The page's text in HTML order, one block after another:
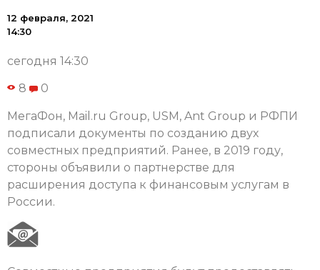
12 февраля, 2021
14:30
сегодня 14:30
8 0
МегаФон, Mail.ru Group, USM, Ant Group и РФПИ
подписали документы по созданию двух
совместных предприятий. Ранее, в 2019 году,
стороны объявили о партнерстве для
расширения доступа к финансовым услугам в
России.